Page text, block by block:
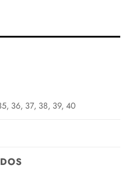
36, 37, 38, 39, 40